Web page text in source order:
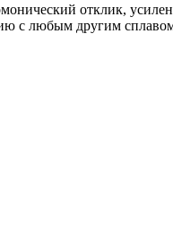
отклик,
с любым другим